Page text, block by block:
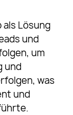
als Lösung
und
um
und
was
und